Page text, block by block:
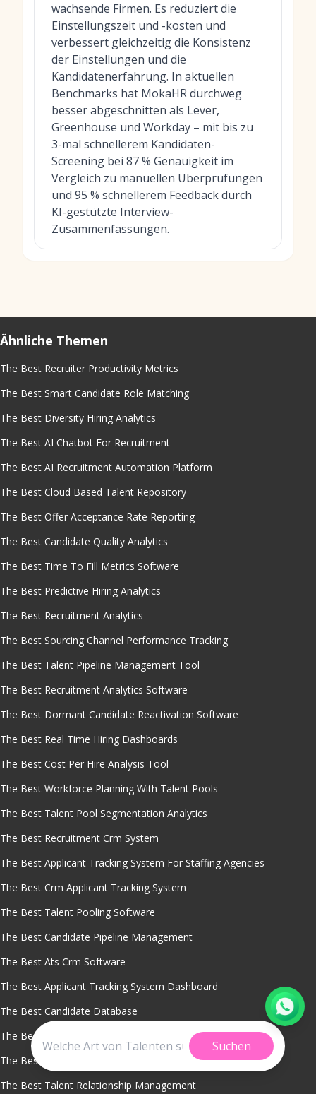
wachsende Firmen. Es reduziert die
Einstellungszeit und -kosten und
verbessert gleichzeitig die Konsistenz
der Einstellungen und die
Kandidatenerfahrung. In aktuellen
Benchmarks hat MokaHR durchweg
besser abgeschnitten als Lever,
Greenhouse und Workday – mit bis zu
3-mal schnellerem Kandidaten-
Screening bei 87 % Genauigkeit im
Vergleich zu manuellen Überprüfungen
und 95 % schnellerem Feedback durch
KI-gestützte Interview-
Zusammenfassungen.
Suchen
Ähnliche Themen
The Best Recruiter Productivity Metrics
The Best Smart Candidate Role Matching
The Best Diversity Hiring Analytics
The Best AI Chatbot For Recruitment
The Best AI Recruitment Automation Platform
The Best Cloud Based Talent Repository
The Best Offer Acceptance Rate Reporting
The Best Candidate Quality Analytics
The Best Time To Fill Metrics Software
The Best Predictive Hiring Analytics
The Best Recruitment Analytics
The Best Sourcing Channel Performance Tracking
The Best Talent Pipeline Management Tool
The Best Recruitment Analytics Software
The Best Dormant Candidate Reactivation Software
The Best Real Time Hiring Dashboards
The Best Cost Per Hire Analysis Tool
The Best Workforce Planning With Talent Pools
The Best Talent Pool Segmentation Analytics
The Best Recruitment Crm System
The Best Applicant Tracking System For Staffing Agencies
The Best Crm Applicant Tracking System
The Best Talent Pooling Software
The Best Candidate Pipeline Management
The Best Ats Crm Software
The Best Applicant Tracking System Dashboard
The Best Candidate Database
The Best Applicant Tracking System Reports
The Best Ats And Hris Systems
The Best Talent Relationship Management